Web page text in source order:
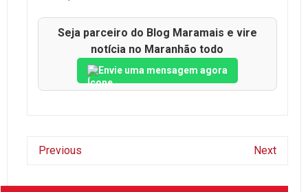
Seja parceiro do Blog Maramais e vire
notícia no Maranhão todo
Envie uma mensagem agora
Previous Next